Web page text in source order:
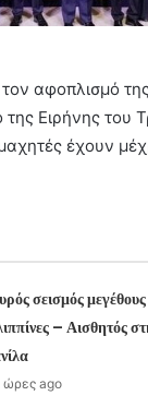
αφοπλισμό
της Ειρήνης του
έχουν
σεισμός
– Αισθητός
ώρες ago